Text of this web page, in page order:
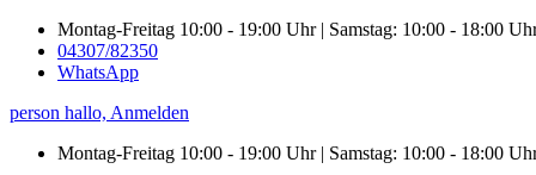
Montag-Freitag 10:00 - 19:00 Uhr | Samstag: 10:00 - 18:00
04307/82350
WhatsApp
person hallo, Anmelden
Montag-Freitag 10:00 - 19:00 Uhr | Samstag: 10:00 - 18:00